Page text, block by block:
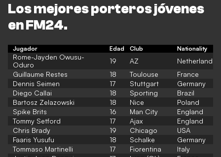
Los mejores porteros jóvenes
en FM24.
Jugador Edad Club Nationality
Rome-Jayden Owusu-
Oduro
19 AZ
Netherland
Guillaume Restes
18 Toulouse
France
Dennis Seimen
17 Stuttgart
Germany
Diego Callai
18 Sporting
Brazil
Bartosz Zelazowski
18 Nice
Poland
Spike Brits
16 Man City
England
Tommy Setford
17 Ajax
England
Chris Brady
19 Chicago
USA
Faaris Yusufu
18 Schalke
Germany
Tommaso Martinelli
17 Fiorentina
Italy